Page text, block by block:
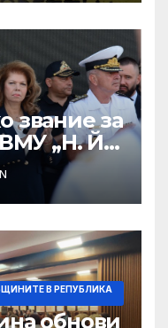
звание за
„Н. Й.
В РЕПУБЛИКА
обнови